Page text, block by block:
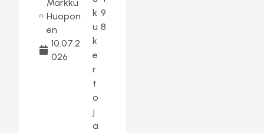
Markku
Huopon
en
10.07.2
026
k
u
k
e
r
t
o
j
a
9
8